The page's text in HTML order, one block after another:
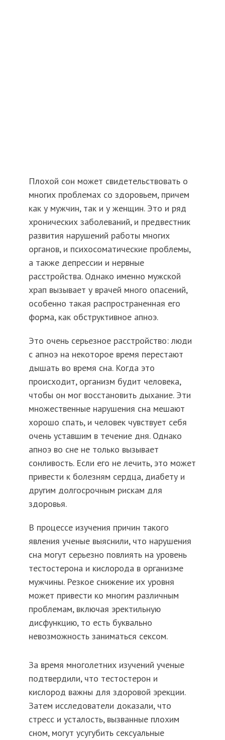
Плохой сон может свидетельствовать о
многих проблемах со здоровьем, причем
как у мужчин, так и у женщин. Это и ряд
хронических заболеваний, и предвестник
развития нарушений работы многих
органов, и психосоматические проблемы,
а также депрессии и нервные
расстройства. Однако именно мужской
храп вызывает у врачей много опасений,
особенно такая распространенная его
форма, как обструктивное апноэ.
Это очень серьезное расстройство: люди
с апноэ на некоторое время перестают
дышать во время сна. Когда это
происходит, организм будит человека,
чтобы он мог восстановить дыхание. Эти
множественные нарушения сна мешают
хорошо спать, и человек чувствует себя
очень уставшим в течение дня. Однако
апноэ во сне не только вызывает
сонливость. Если его не лечить, это может
привести к болезням сердца, диабету и
другим долгосрочным рискам для
здоровья.
В процессе изучения причин такого
явления ученые выяснили, что нарушения
сна могут серьезно повлиять на уровень
тестостерона и кислорода в организме
мужчины. Резкое снижение их уровня
может привести ко многим различным
проблемам, включая эректильную
дисфункцию, то есть буквально
невозможность заниматься сексом.
За время многолетних изучений ученые
подтвердили, что тестостерон и
кислород важны для здоровой эрекции.
Затем исследователи доказали, что
стресс и усталость, вызванные плохим
сном, могут усугубить сексуальные